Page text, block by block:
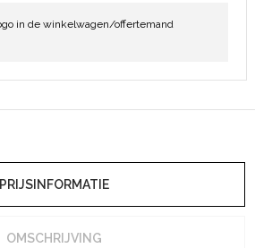
in de winkelwagen/offertemand
PRIJSINFORMATIE
OMSCHRIJVING